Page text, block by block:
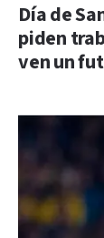
Día de
piden
ven un